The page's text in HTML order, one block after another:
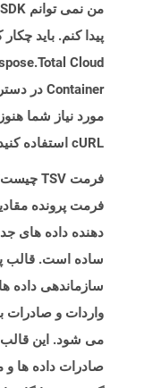
پیدا کنم. باید چکار
مورد نیاز شما
cURL استفاده کنید.
فرمت TSV چیست؟
دهنده داده های
سازماندهی داده
واردات و صادرات
می شود. این قالب
صادرات داده ها و